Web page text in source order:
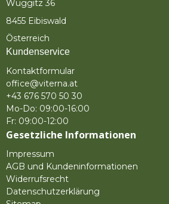
Wuggitz 36
8455 Eibiswald
Österreich
Kundenservice
Kontaktformular
office@viterna.at
+43 676 570 50 30
Mo-Do: 09:00-16:00
Fr: 09:00-12:00
Gesetzliche Informationen
Impressum
AGB und Kundeninformationen
Widerrufsrecht
Datenschutzerklärung